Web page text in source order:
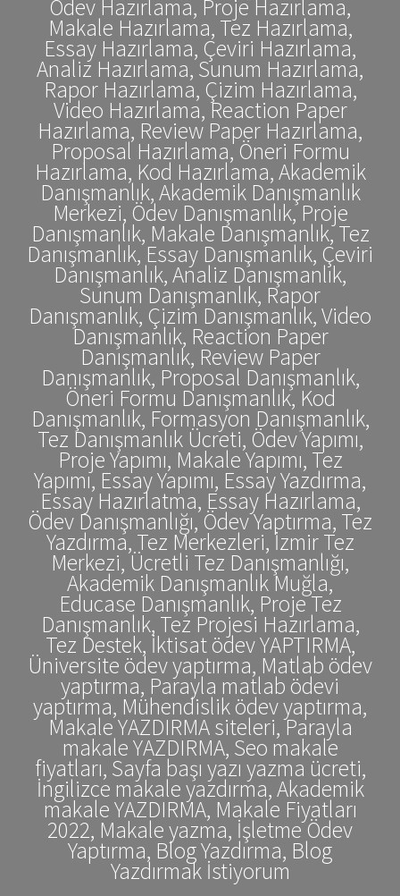
Ödev Hazırlama, Proje Hazırlama,
Makale Hazırlama, Tez Hazırlama,
Essay Hazırlama, Çeviri Hazırlama,
Analiz Hazırlama, Sunum Hazırlama,
Rapor Hazırlama, Çizim Hazırlama,
Video Hazırlama, Reaction Paper
Hazırlama, Review Paper Hazırlama,
Proposal Hazırlama, Öneri Formu
Hazırlama, Kod Hazırlama, Akademik
Danışmanlık, Akademik Danışmanlık
Merkezi, Ödev Danışmanlık, Proje
Danışmanlık, Makale Danışmanlık, Tez
Danışmanlık, Essay Danışmanlık, Çeviri
Danışmanlık, Analiz Danışmanlık,
Sunum Danışmanlık, Rapor
Danışmanlık, Çizim Danışmanlık, Video
Danışmanlık, Reaction Paper
Danışmanlık, Review Paper
Danışmanlık, Proposal Danışmanlık,
Öneri Formu Danışmanlık, Kod
Danışmanlık, Formasyon Danışmanlık,
Tez Danışmanlık Ücreti, Ödev Yapımı,
Proje Yapımı, Makale Yapımı, Tez
Yapımı, Essay Yapımı, Essay Yazdırma,
Essay Hazırlatma, Essay Hazırlama,
Ödev Danışmanlığı, Ödev Yaptırma, Tez
Yazdırma, Tez Merkezleri, İzmir Tez
Merkezi, Ücretli Tez Danışmanlığı,
Akademik Danışmanlık Muğla,
Educase Danışmanlık, Proje Tez
Danışmanlık, Tez Projesi Hazırlama,
Tez Destek, İktisat ödev YAPTIRMA,
Üniversite ödev yaptırma, Matlab ödev
yaptırma, Parayla matlab ödevi
yaptırma, Mühendislik ödev yaptırma,
Makale YAZDIRMA siteleri, Parayla
makale YAZDIRMA, Seo makale
fiyatları, Sayfa başı yazı yazma ücreti,
İngilizce makale yazdırma, Akademik
makale YAZDIRMA, Makale Fiyatları
2022, Makale yazma, İşletme Ödev
Yaptırma, Blog Yazdırma, Blog
Yazdırmak İstiyorum